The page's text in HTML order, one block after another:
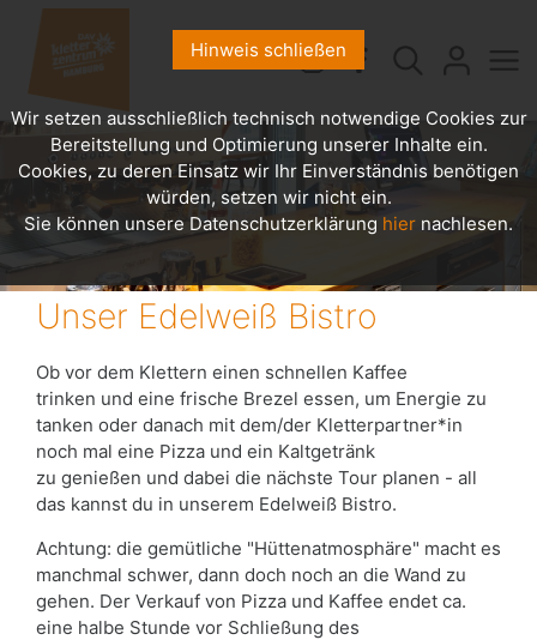
Unser Edelweiß Bistro
Ob vor dem Klettern einen schnellen Kaffee
trinken und eine frische Brezel essen, um Energie zu
tanken oder danach mit dem/der Kletterpartner*in
noch mal eine Pizza und ein Kaltgetränk
zu genießen und dabei die nächste Tour planen - all
das kannst du in unserem Edelweiß Bistro.
Achtung: die gemütliche "Hüttenatmosphäre" macht es
manchmal schwer, dann doch noch an die Wand zu
gehen. Der Verkauf von Pizza und Kaffee endet ca.
eine halbe Stunde vor Schließung des
Hinweis schließen
Wir setzen ausschließlich technisch notwendige Cookies zur
Bereitstellung und Optimierung unserer Inhalte ein.
Cookies, zu deren Einsatz wir Ihr Einverständnis benötigen
würden, setzen wir nicht ein.
Sie können unsere Datenschutzerklärung hier nachlesen.